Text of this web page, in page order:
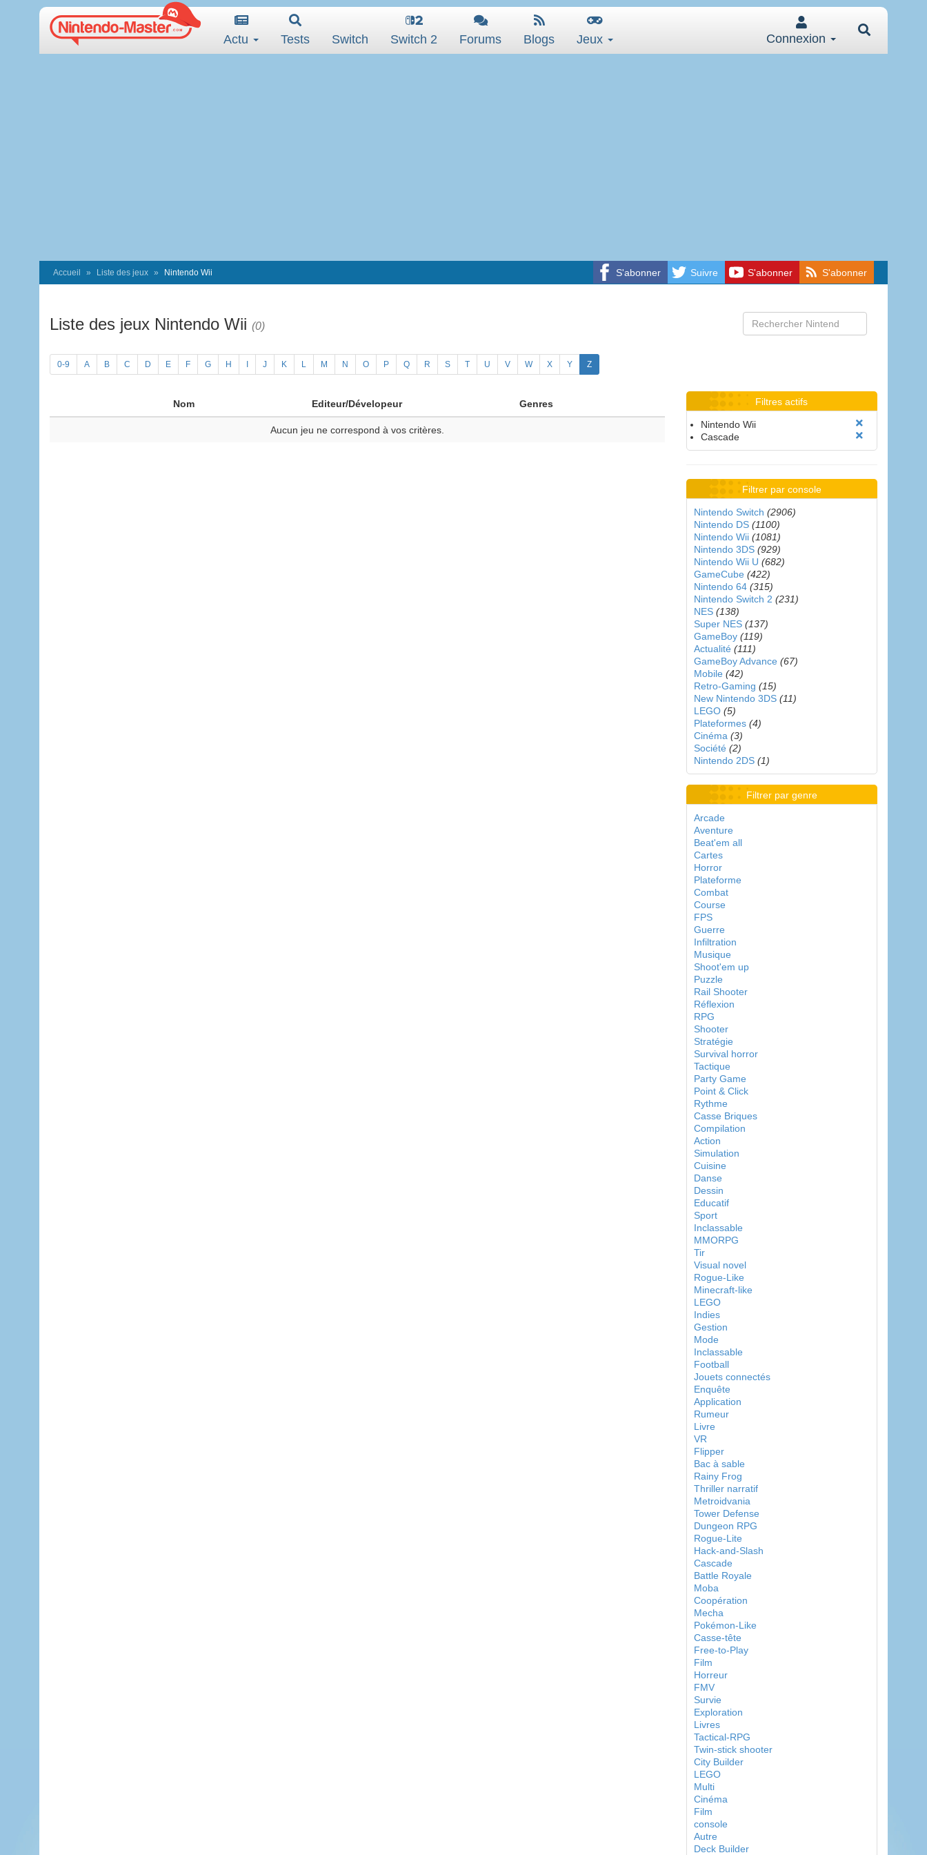
Actu Tests Switch Switch 2 Forums Blogs Jeux Connexion
S'abonner Suivre S'abonner S'abonner
Accueil Liste des jeux Nintendo Wii
Liste des jeux Nintendo Wii (0)
0-9 A B C D E F G H J K L M N O P Q R S T U V W X Y Z
Nom Editeur/Dévelopeur Genres
Aucun jeu ne correspond à vos critères.
Filtres actifs
Nintendo Wii
Cascade
Filtrer par console
Nintendo Switch (2906)
Nintendo DS (1100)
Nintendo Wii (1081)
Nintendo 3DS (929)
Nintendo Wii U (682)
GameCube (422)
Nintendo 64 (315)
Nintendo Switch 2 (231)
NES (138)
Super NES (137)
GameBoy (119)
Actualité (111)
GameBoy Advance (67)
Mobile (42)
Retro-Gaming (15)
New Nintendo 3DS (11)
LEGO (5)
Plateformes (4)
Cinéma (3)
Société (2)
Nintendo 2DS (1)
Filtrer par genre
Arcade
Aventure
Beat'em all
Cartes
Horror
Plateforme
Combat
Course
FPS
Guerre
Infiltration
Musique
Shoot'em up
Puzzle
Rail Shooter
Réflexion
RPG
Shooter
Stratégie
Survival horror
Tactique
Party Game
Point & Click
Rythme
Casse Briques
Compilation
Action
Simulation
Cuisine
Danse
Dessin
Educatif
Sport
Inclassable
MMORPG
Tir
Visual novel
Rogue-Like
Minecraft-like
LEGO
Indies
Gestion
Mode
Inclassable
Football
Jouets connectés
Enquête
Application
Rumeur
Livre
VR
Flipper
Bac à sable
Rainy Frog
Thriller narratif
Metroidvania
Tower Defense
Dungeon RPG
Rogue-Lite
Hack-and-Slash
Cascade
Battle Royale
Moba
Coopération
Mecha
Pokémon-Like
Casse-tête
Free-to-Play
Film
Horreur
FMV
Survie
Exploration
Livres
Tactical-RPG
Twin-stick shooter
City Builder
LEGO
Multi
Cinéma
Film
console
Autre
Deck Builder